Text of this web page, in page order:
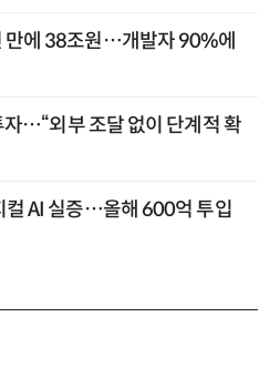
만에 38조원…개발자 90%에
자…“외부 조달 없이 단계적 확
컬 AI 실증…올해 600억 투입